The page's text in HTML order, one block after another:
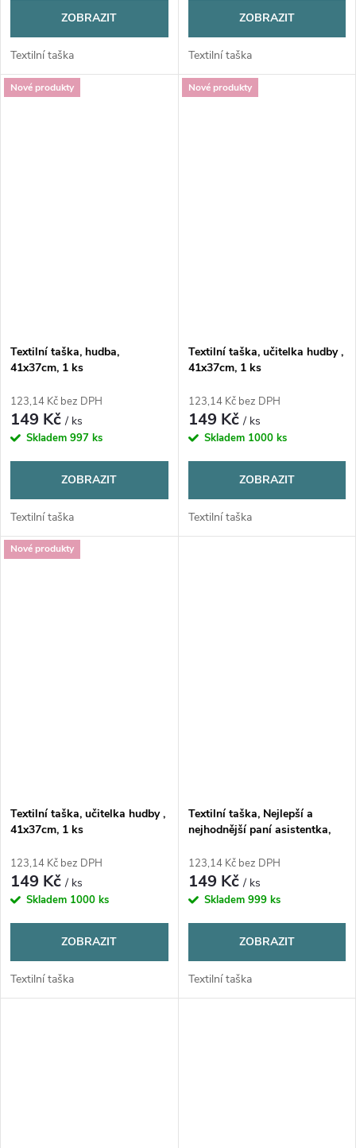
ZOBRAZIT
Textilní taška
ZOBRAZIT
Textilní taška
Nové produkty
Textilní taška, hudba,
41x37cm, 1 ks
123,14 Kč bez DPH
149 Kč/ ks
Skladem 997 ks
ZOBRAZIT
Textilní taška
Nové produkty
Textilní taška, učitelka hudby ,
41x37cm, 1 ks
123,14 Kč bez DPH
149 Kč/ ks
Skladem 1000 ks
ZOBRAZIT
Textilní taška
Nové produkty
Textilní taška, učitelka hudby ,
41x37cm, 1 ks
123,14 Kč bez DPH
149 Kč/ ks
Skladem 1000 ks
ZOBRAZIT
Textilní taška
Textilní taška, Nejlepší a
nejhodnější paní asistentka,
123,14 Kč bez DPH
149 Kč/ ks
Skladem 999 ks
ZOBRAZIT
Textilní taška